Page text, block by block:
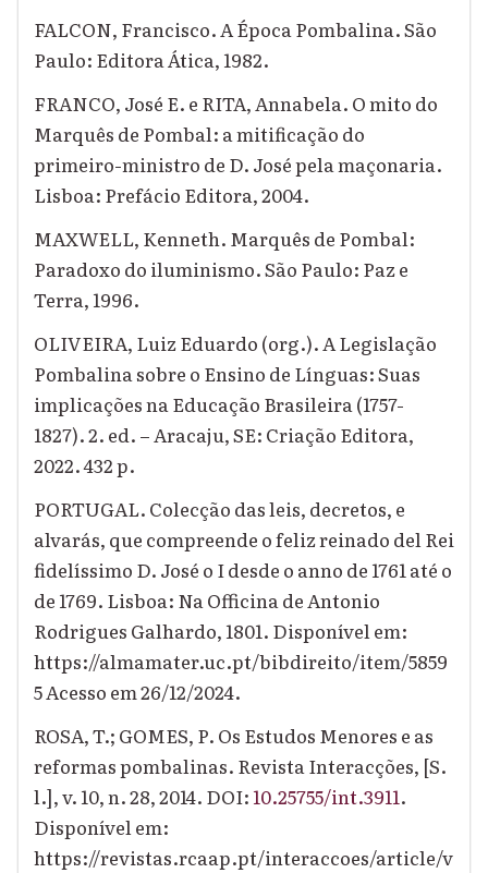
FALCON, Francisco. A Época Pombalina. São
Paulo: Editora Ática, 1982.
FRANCO, José E. e RITA, Annabela. O mito do
Marquês de Pombal: a mitificação do
primeiro-ministro de D. José pela maçonaria.
Lisboa: Prefácio Editora, 2004.
MAXWELL, Kenneth. Marquês de Pombal:
Paradoxo do iluminismo. São Paulo: Paz e
Terra, 1996.
OLIVEIRA, Luiz Eduardo (org.). A Legislação
Pombalina sobre o Ensino de Línguas: Suas
implicações na Educação Brasileira (1757-
1827). 2. ed. – Aracaju, SE: Criação Editora,
2022. 432 p.
PORTUGAL. Colecção das leis, decretos, e
alvarás, que compreende o feliz reinado del Rei
fidelíssimo D. José o I desde o anno de 1761 até o
de 1769. Lisboa: Na Officina de Antonio
Rodrigues Galhardo, 1801. Disponível em:
https://almamater.uc.pt/bibdireito/item/5859
5 Acesso em 26/12/2024.
ROSA, T.; GOMES, P. Os Estudos Menores e as
reformas pombalinas. Revista Interacções, [S.
l.], v. 10, n. 28, 2014. DOI: 10.25755/int.3911.
Disponível em:
https://revistas.rcaap.pt/interaccoes/article/v